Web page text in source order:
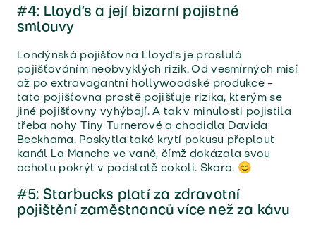
#4: Lloyd’s a její bizarní pojistné
smlouvy
Londýnská pojišťovna Lloyd’s je proslulá
pojišťováním neobvyklých rizik. Od vesmírných misí
až po extravagantní hollywoodské produkce –
tato pojišťovna prostě pojišťuje rizika, kterým se
jiné pojišťovny vyhýbají. A tak v minulosti pojistila
třeba nohy Tiny Turnerové a chodidla Davida
Beckhama. Poskytla také krytí pokusu přeplout
kanál La Manche ve vaně, čímž dokázala svou
ochotu pokrýt v podstatě cokoli. Skoro. 😊
#5: Starbucks platí za zdravotní
pojištění zaměstnanců více než za kávu